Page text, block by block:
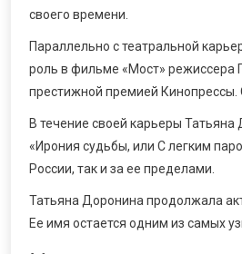
своего времени.
Параллельно с театральной
роль в фильме «Мост» режиссера
престижной премией Кинопрессы.
В течение своей карьеры
«Ирония судьбы, или С легким
России, так и за ее пределами.
Татьяна Доронина продолжала
Ее имя остается одним из самых